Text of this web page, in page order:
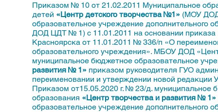
Приказом № 10 от 21.02.2011 Муниципальное
детей «Центр детского творчества №1» (МОУ ДОД
образовательное учреждение дополнительного
ДОД ЦДТ № 1) с 11.01.2011 на основании приказа
Красноярска от 11.01.2011 № 336/п «О
образовательного учреждения». МБОУ ДОД
муниципальное бюджетное образовательное
развития № 1» приказом руководителя ГУО
переименовании и утверждении новой редакции
Приказом от15.05.2020 г. № 23/д. муниципальное
образования «Центр творчества и развития № 1»
образовательное учреждение дополнительного